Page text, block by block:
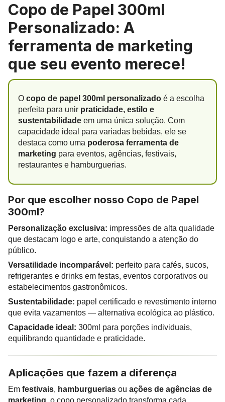
Copo de Papel 300ml
Personalizado: A
ferramenta de marketing
que seu evento merece!
O copo de papel 300ml personalizado é a escolha
perfeita para unir praticidade, estilo e
sustentabilidade em uma única solução. Com
capacidade ideal para variadas bebidas, ele se
destaca como uma poderosa ferramenta de
marketing para eventos, agências, festivais,
restaurantes e hamburguerias.
Por que escolher nosso Copo de Papel
300ml?
Personalização exclusiva: impressões de alta qualidade
que destacam logo e arte, conquistando a atenção do
público.
Versatilidade incomparável: perfeito para cafés, sucos,
refrigerantes e drinks em festas, eventos corporativos ou
estabelecimentos gastronômicos.
Sustentabilidade: papel certificado e revestimento interno
que evita vazamentos — alternativa ecológica ao plástico.
Capacidade ideal: 300ml para porções individuais,
equilibrando quantidade e praticidade.
Aplicações que fazem a diferença
Em festivais, hamburguerias ou ações de agências de